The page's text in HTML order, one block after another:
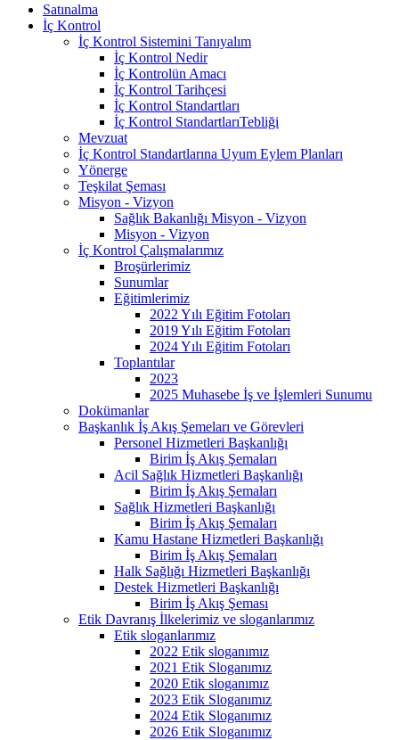
Satınalma
İç Kontrol
İç Kontrol Sistemini Tanıyalım
İç Kontrol Nedir
İç Kontrolün Amacı
İç Kontrol Tarihçesi
İç Kontrol Standartları
İç Kontrol StandartlarıTebliği
Mevzuat
İç Kontrol Standartlarına Uyum Eylem Planları
Yönerge
Teşkilat Şeması
Misyon - Vizyon
Sağlık Bakanlığı Misyon - Vizyon
Misyon - Vizyon
İç Kontrol Çalışmalarımız
Broşürlerimiz
Sunumlar
Eğitimlerimiz
2022 Yılı Eğitim Fotoları
2019 Yılı Eğitim Fotoları
2024 Yılı Eğitim Fotoları
Toplantılar
2023
2025 Muhasebe İş ve İşlemleri Sunumu
Dokümanlar
Başkanlık İş Akış Şemeları ve Görevleri
Personel Hizmetleri Başkanlığı
Birim İş Akış Şemaları
Acil Sağlık Hizmetleri Başkanlığı
Birim İş Akış Şemaları
Sağlık Hizmetleri Başkanlığı
Birim İş Akış Şemaları
Kamu Hastane Hizmetleri Başkanlığı
Birim İş Akış Şemaları
Halk Sağlığı Hizmetleri Başkanlığı
Destek Hizmetleri Başkanlığı
Birim İş Akış Şeması
Etik Davranış İlkelerimiz ve sloganlarımız
Etik sloganlarımız
2022 Etik sloganımız
2021 Etik Sloganımız
2020 Etik sloganımız
2023 Etik Sloganımız
2024 Etik Sloganımız
2026 Etik Sloganımız